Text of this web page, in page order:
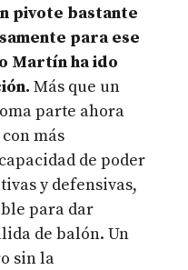
pivote bastante
para ese
Martín ha ido
Más que un
parte ahora
más
de poder
y defensivas,
para dar
de balón. Un
sin la